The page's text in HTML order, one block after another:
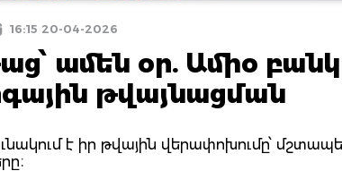
16:15 20-04-2026
ամեն օր. Ամիօ
թվայնացման
է իր թվային վերափոխումը՝